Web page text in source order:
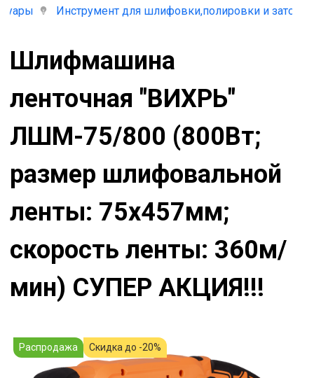
Инструмент для шлифовки,полировки и заточки
Шлифмашина
ленточная "ВИХРЬ"
ЛШМ-75/800 (800Вт;
размер шлифовальной
ленты: 75х457мм;
скорость ленты: 360м/
мин) СУПЕР АКЦИЯ!!!
Распродажа Скидка до -20%